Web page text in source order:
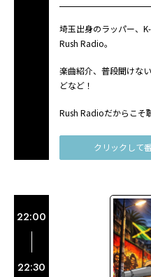
埼玉出身のラッパー、
Rush Radio。
楽曲紹介、普段聞けな
どなど！
Rush Radioだからこそ
クリックして
22:00
22:30